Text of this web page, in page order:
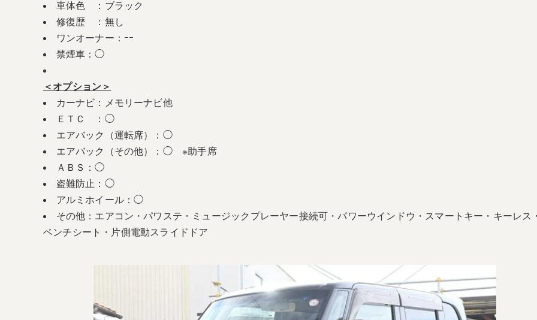
車体色 ：ブラック
修復歴 ：無し
ワンオーナー：ｰｰ
禁煙車：◯
＜オプション＞
カーナビ：メモリーナビ他
ＥＴＣ ：◯
エアバック（運転席）：◯
エアバック（その他）：◯ ※助手席
ＡＢＳ：◯
盗難防止：◯
アルミホイール：◯
その他：エアコン・パワステ・ミュージックプレーヤー接続可・パワーウインドウ・スマートキー・キーレス
ベンチシート・片側電動スライドドア